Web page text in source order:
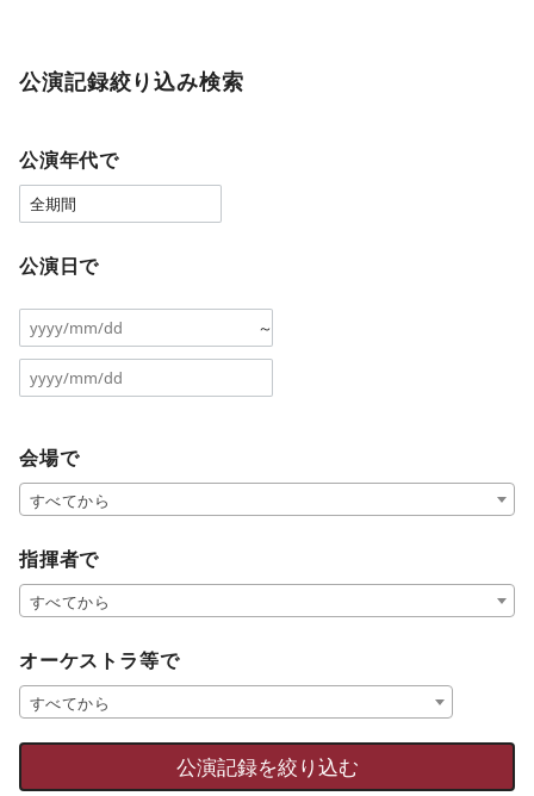
公演記録絞り込み検索
公演年代で
公演日で
～
会場で
すべてから
指揮者で
すべてから
オーケストラ等で
すべてから